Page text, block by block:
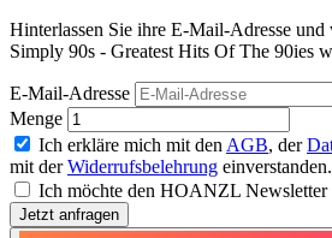
Hinterlassen Sie ihre E-Mail-Adresse
Simply 90s - Greatest Hits Of The 90ies
E-Mail-Adresse
Menge
Ich erkläre mich mit den AGB, der
mit derWiderrufsbelehrung einverstanden.
Ich möchte den HOANZL Newsletter